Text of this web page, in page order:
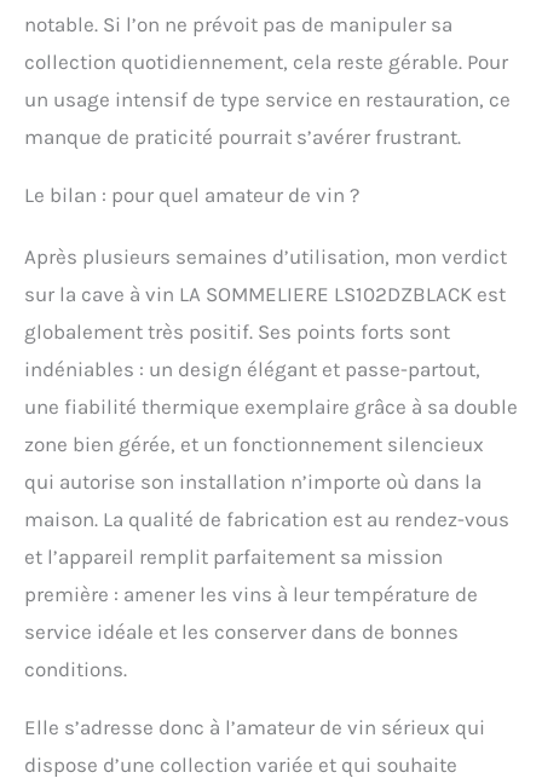
notable. Si l’on ne prévoit pas de manipuler sa
collection quotidiennement, cela reste gérable. Pour
un usage intensif de type service en restauration, ce
manque de praticité pourrait s’avérer frustrant.
Le bilan : pour quel amateur de vin ?
Après plusieurs semaines d’utilisation, mon verdict
sur la cave à vin LA SOMMELIERE LS102DZBLACK est
globalement très positif. Ses points forts sont
indéniables : un design élégant et passe-partout,
une fiabilité thermique exemplaire grâce à sa double
zone bien gérée, et un fonctionnement silencieux
qui autorise son installation n’importe où dans la
maison. La qualité de fabrication est au rendez-vous
et l’appareil remplit parfaitement sa mission
première : amener les vins à leur température de
service idéale et les conserver dans de bonnes
conditions.
Elle s’adresse donc à l’amateur de vin sérieux qui
dispose d’une collection variée et qui souhaite